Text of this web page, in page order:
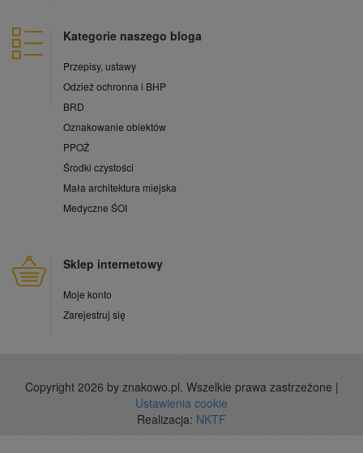
Kategorie naszego bloga
Przepisy, ustawy
Odzież ochronna i BHP
BRD
Oznakowanie obiektów
PPOŻ
Środki czystości
Mała architektura miejska
Medyczne ŚOI
Sklep internetowy
Moje konto
Zarejestruj się
Copyright 2026 by znakowo.pl. Wszelkie prawa zastrzeżone |
Ustawienia cookie
Realizacja: NKTF